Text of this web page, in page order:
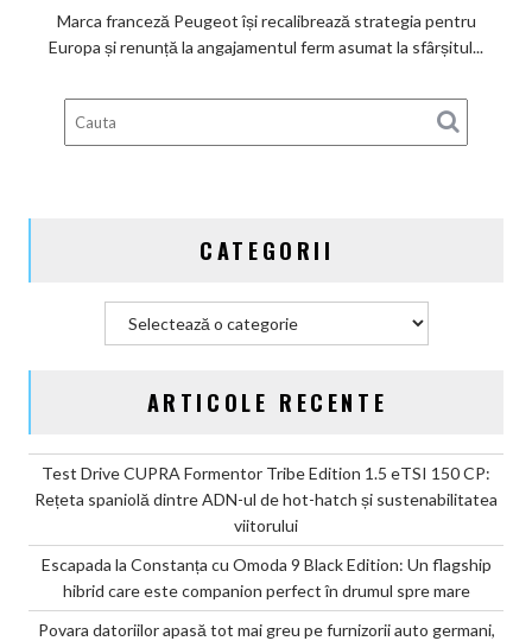
de
a
electric
până
modele
Marca franceză Peugeot își recalibrează strategia pentru
Europa și renunță la angajamentul ferm asumat la sfârșitul...
CATEGORII
ARTICOLE RECENTE
Test Drive CUPRA Formentor Tribe Edition 1.5 eTSI 150 CP:
Rețeta spaniolă dintre ADN-ul de hot-hatch și sustenabilitatea
viitorului
Escapada la Constanța cu Omoda 9 Black Edition: Un flagship
hibrid care este companion perfect în drumul spre mare
Povara datoriilor apasă tot mai greu pe furnizorii auto germani,